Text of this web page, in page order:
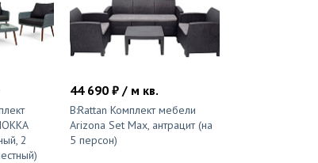
2
44 690 ₽ / м кв.
B:Rattan Комплект мебели
Arizona Set Max, антрацит (на
5 персон)